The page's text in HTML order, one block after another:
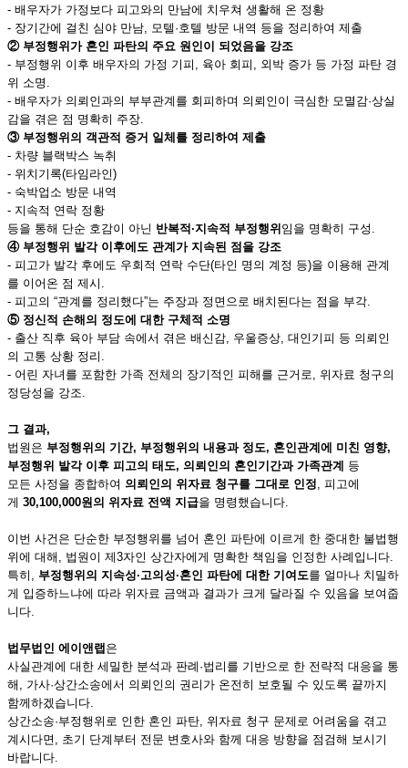
- 배우자가 가정보다 피고와의 만남에 치우쳐 생활해 온 정황
- 장기간에 걸친 심야 만남, 모텔·호텔 방문 내역 등을 정리하여 제출
② 부정행위가 혼인 파탄의 주요 원인이 되었음을 강조
- 부정행위 이후 배우자의 가정 기피, 육아 회피, 외박 증가 등 가정 파탄 경
위 소명.
- 배우자가 의뢰인과의 부부관계를 회피하며 의뢰인이 극심한 모멸감·상실
감을 겪은 점 명확히 주장.
③ 부정행위의 객관적 증거 일체를 정리하여 제출
- 차량 블랙박스 녹취
- 위치기록(타임라인)
- 숙박업소 방문 내역
- 지속적 연락 정황
등을 통해 단순 호감이 아닌 반복적·지속적 부정행위 임을 명확히 구성.
④ 부정행위 발각 이후에도 관계가 지속된 점을 강조
- 피고가 발각 후에도 우회적 연락 수단(타인 명의 계정 등)을 이용해 관계
를 이어온 점 제시.
- 피고의 “관계를 정리했다”는 주장과 정면으로 배치된다는 점을 부각.
⑤ 정신적 손해의 정도에 대한 구체적 소명
- 출산 직후 육아 부담 속에서 겪은 배신감, 우울증상, 대인기피 등 의뢰인
의 고통 상황 정리.
- 어린 자녀를 포함한 가족 전체의 장기적인 피해를 근거로, 위자료 청구의
정당성을 강조.
그 결과,
법원은 부정행위의 기간, 부정행위의 내용과 정도, 혼인관계에 미친 영향,
부정행위 발각 이후 피고의 태도, 의뢰인의 혼인기간과 가족관계 등
모든 사정을 종합하여 의뢰인의 위자료 청구를 그대로 인정, 피고에
게 30,100,000원의 위자료 전액 지급을 명령했습니다.
이번 사건은 단순한 부정행위를 넘어 혼인 파탄에 이르게 한 중대한 불법행
위에 대해, 법원이 제3자인 상간자에게 명확한 책임을 인정한 사례입니다.
특히, 부정행위의 지속성·고의성·혼인 파탄에 대한 기여도를 얼마나 치밀하
게 입증하느냐에 따라 위자료 금액과 결과가 크게 달라질 수 있음을 보여줍
니다.
법무법인 에이앤랩 은
사실관계에 대한 세밀한 분석과 판례·법리를 기반으로 한 전략적 대응을 통
해, 가사·상간소송에서 의뢰인의 권리가 온전히 보호될 수 있도록 끝까지
함께하겠습니다.
상간소송·부정행위로 인한 혼인 파탄, 위자료 청구 문제로 어려움을 겪고
계시다면, 초기 단계부터 전문 변호사와 함께 대응 방향을 점검해 보시기
바랍니다.